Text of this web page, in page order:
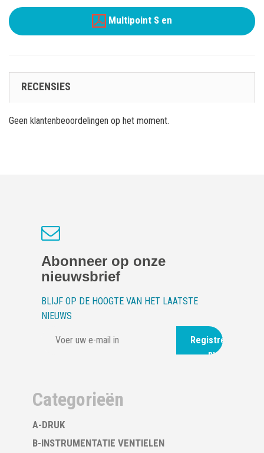
Multipoint S en
RECENSIES
Geen klantenbeoordelingen op het moment.
Abonneer op onze
nieuwsbrief
BLIJF OP DE HOOGTE VAN HET LAATSTE
NIEUWS
Registreer
nu
Categorieën
A-DRUK
B-INSTRUMENTATIE VENTIELEN